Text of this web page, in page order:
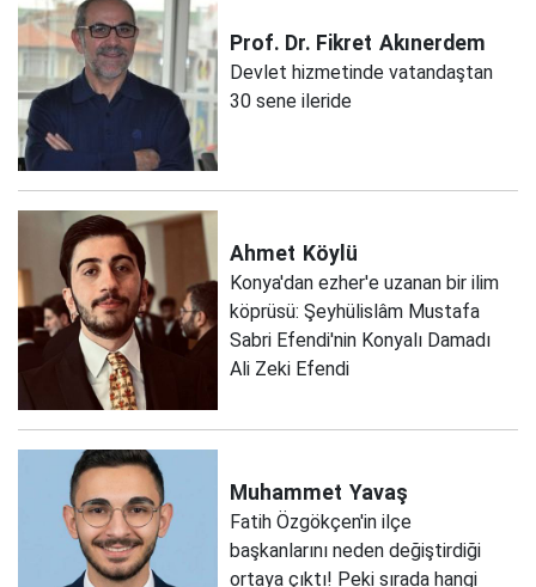
Prof. Dr. Fikret Akınerdem
Devlet hizmetinde vatandaştan
30 sene ileride
Ahmet Köylü
Konya'dan ezher'e uzanan bir ilim
köprüsü: Şeyhülislâm Mustafa
Sabri Efendi'nin Konyalı Damadı
Ali Zeki Efendi
Muhammet Yavaş
Fatih Özgökçen'in ilçe
başkanlarını neden değiştirdiği
ortaya çıktı! Peki sırada hangi